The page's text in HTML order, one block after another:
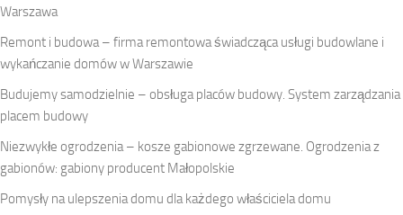
Warszawa
Remont i budowa – firma remontowa świadcząca usługi budowlane i
wykańczanie domów w Warszawie
Budujemy samodzielnie – obsługa placów budowy. System zarządzania
placem budowy
Niezwykłe ogrodzenia – kosze gabionowe zgrzewane. Ogrodzenia z
gabionów: gabiony producent Małopolskie
Pomysły na ulepszenia domu dla każdego właściciela domu